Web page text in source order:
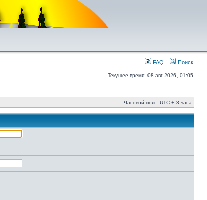
FAQ Поиск
Текущее время: 08 авг 2026, 01:05
Часовой пояс: UTC + 3 часа